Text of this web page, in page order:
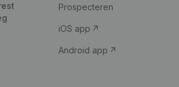
Prospecteren
iOS app
Android app